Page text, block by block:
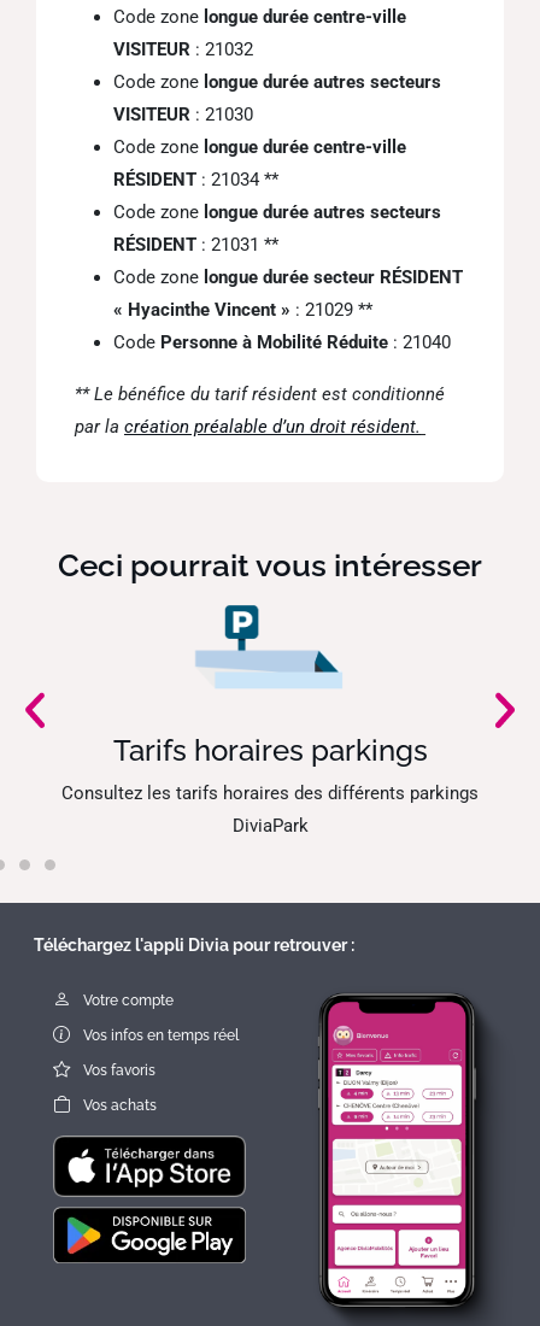
Code zone longue durée centre-ville
VISITEUR : 21032
Code zone longue durée autres secteurs
VISITEUR : 21030
Code zone longue durée centre-ville
RÉSIDENT : 21034 **
Code zone longue durée autres secteurs
RÉSIDENT : 21031 **
Code zone longue durée secteur RÉSIDENT
« Hyacinthe Vincent » : 21029 **
Code Personne à Mobilité Réduite : 21040
** Le bénéfice du tarif résident est conditionné
par la création préalable d’un droit résident.
Ceci pourrait vous intéresser
Tarifs horaires parkings
Consultez les tarifs horaires des différents parkings
DiviaPark
Téléchargez l'appli Divia pour retrouver :
Votre compte
Vos infos en temps réel
Vos favoris
Vos achats